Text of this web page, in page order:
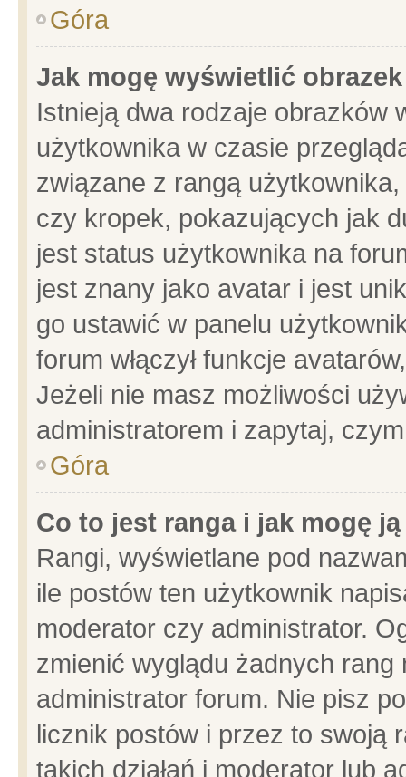
Góra
Jak mogę wyświetlić
Istnieją dwa rodzaje obrazków
użytkownika w czasie
związane z rangą
czy kropek, pokazujących jak
jest status użytkownika na
jest znany jako avatar i jest
go ustawić w panelu
forum włączył funkcje
Jeżeli nie masz możliwości
administratorem i zapytaj,
Góra
Co to jest ranga i jak mogę
Rangi, wyświetlane pod
ile postów ten użytkownik
moderator czy administrator.
zmienić wyglądu żadnych
administrator forum. Nie pisz
licznik postów i przez to swoją
takich działań i moderator lub